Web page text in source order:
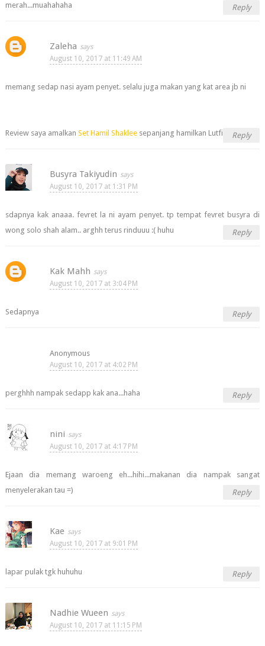
merah...muahahaha
Reply
Zaleha
August 10, 2017 at 11:49 AM
memang sedap nasi ayam penyet. selalu juga makan yang kat area jb ni
Review saya amalkan Set Hamil Shaklee sepanjang hamilkan Lutfi Reply
Busyra Takiyudin
August 10, 2017 at 1:31 PM
sdapnya kak anaaa. fevret la ni ayam penyet. tp tempat fevret busyra di
wong solo shah alam.. arghh terus rinduuu :( huhu
Reply
Kak Mahh
August 10, 2017 at 3:04 PM
Sedapnya Reply
Anonymous
August 10, 2017 at 4:02 PM
perghhh nampak sedapp kak ana...haha Reply
nini
August 10, 2017 at 4:17 PM
Ejaan dia memang waroeng eh...hihi...makanan dia nampak sangat
menyelerakan tau =)
Reply
Kae
August 10, 2017 at 9:01 PM
lapar pulak tgk huhuhu Reply
Nadhie Wueen
August 10, 2017 at 11:15 PM